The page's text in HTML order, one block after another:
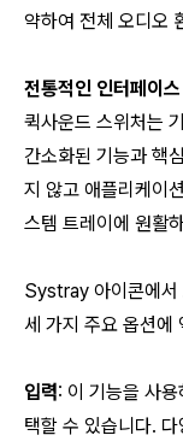
약하여 전체 오디오
전통적인 인터페이
퀵사운드 스위처는
간소화된 기능과 핵
지 않고 애플리케이
스템 트레이에 원활
Systray 아이콘에서
세 가지 주요 옵션에
입력: 이 기능을 사
택할 수 있습니다.